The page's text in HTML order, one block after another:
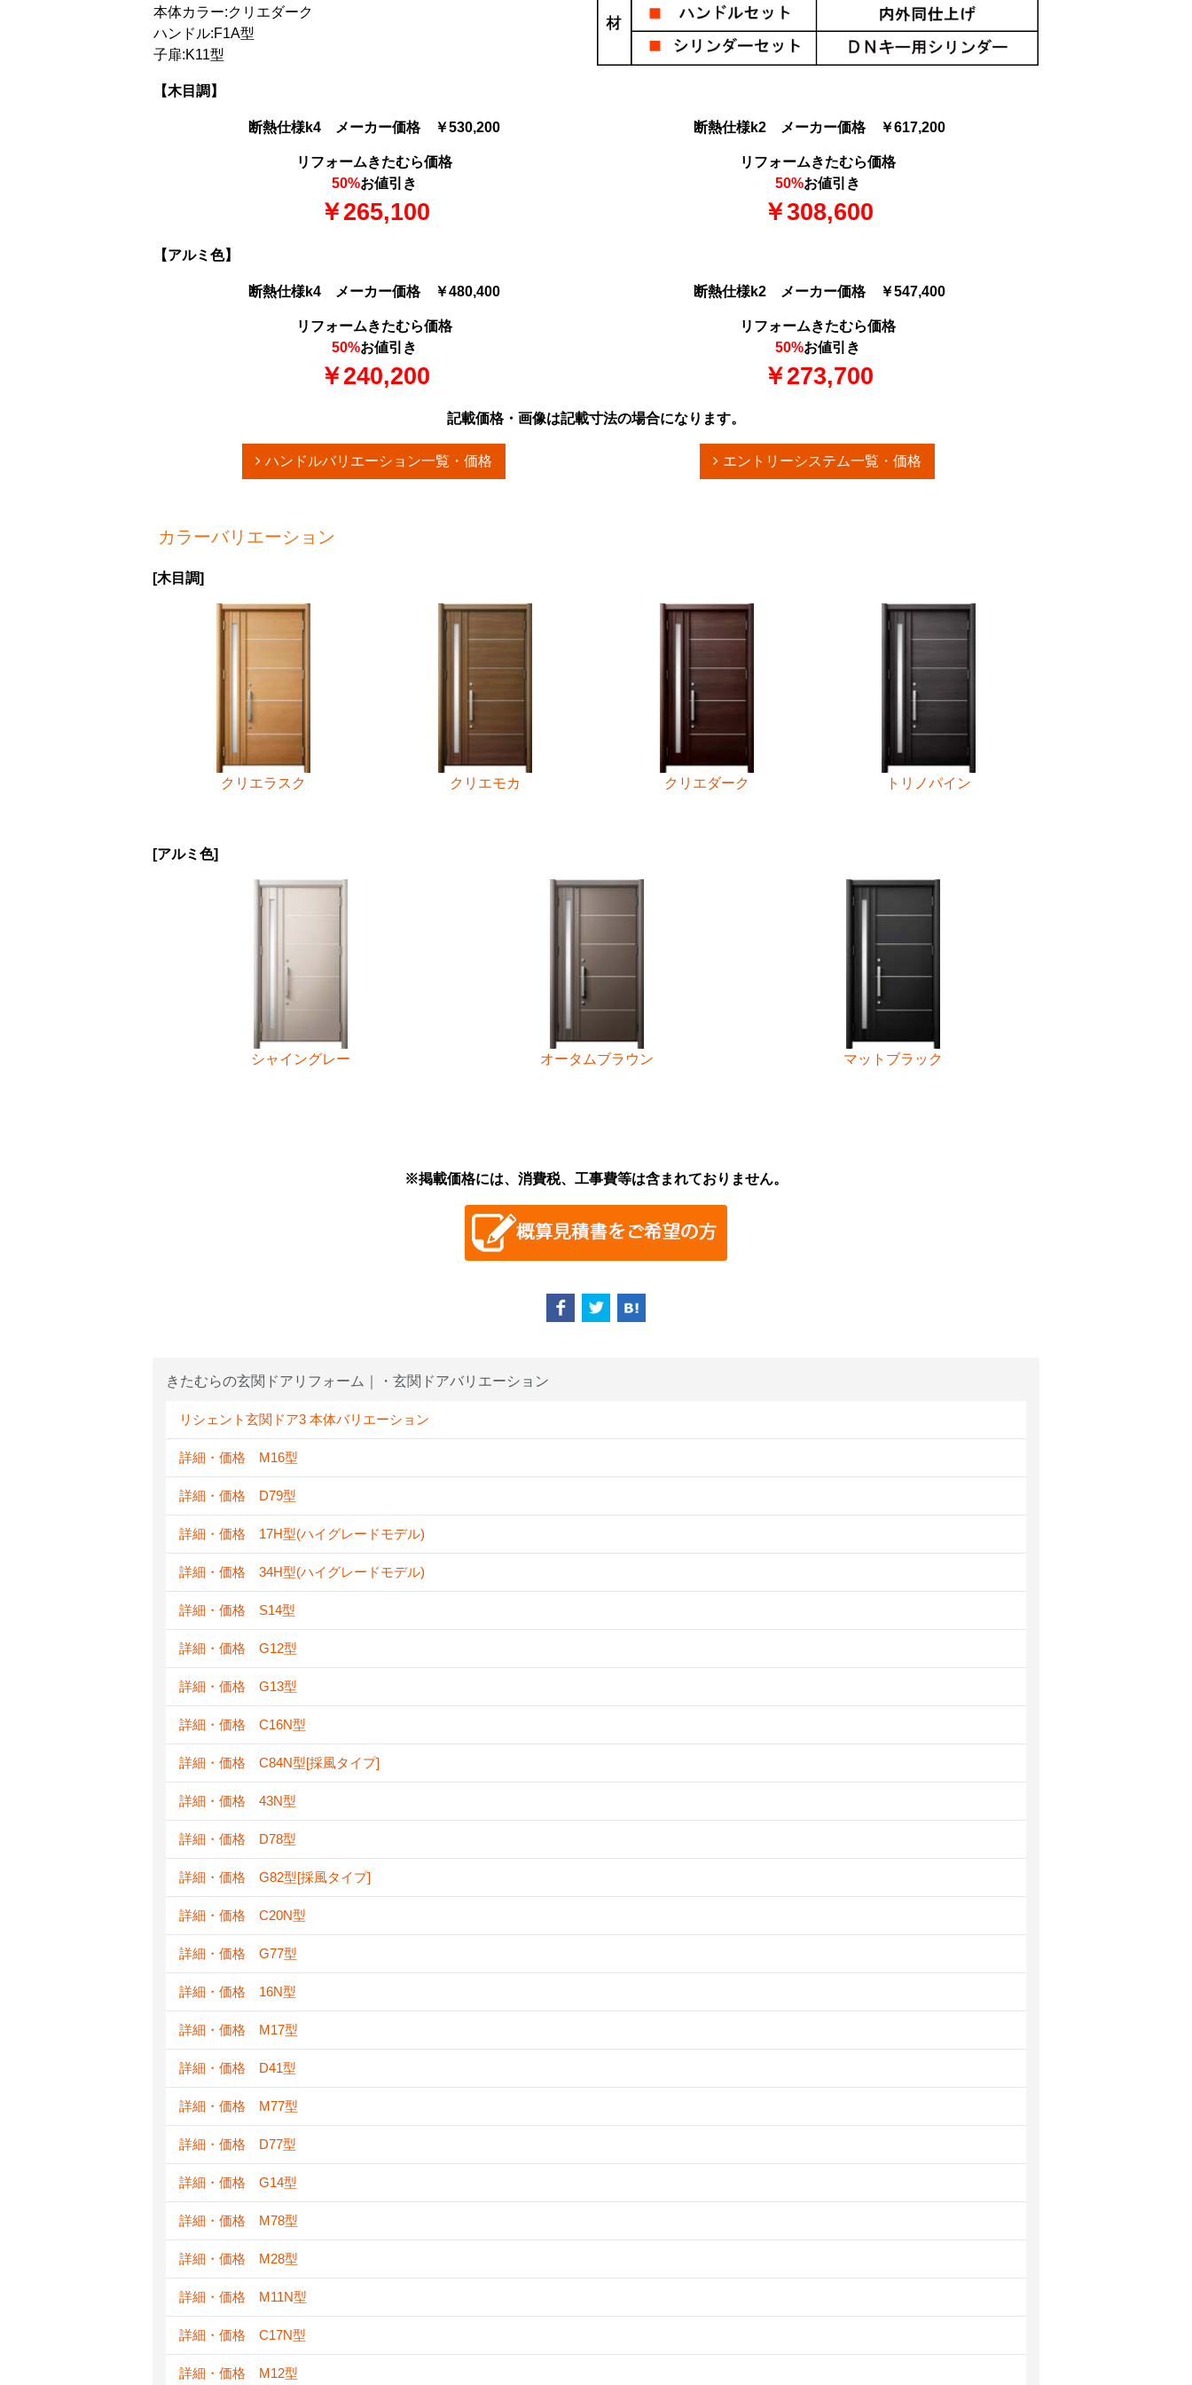
本体カラー:クリエダーク
ハンドル:F1A型
子扉:K11型
【木目調】
断熱仕様k4 メーカー価格 ￥530,200
リフォームきたむら価格
50%お値引き
￥265,100
断熱仕様k2 メーカー価格 ￥617,200
リフォームきたむら価格
50%お値引き
￥308,600
【アルミ色】
断熱仕様k4 メーカー価格 ￥480,400
リフォームきたむら価格
50%お値引き
￥240,200
断熱仕様k2 メーカー価格 ￥547,400
リフォームきたむら価格
50%お値引き
￥273,700
記載価格・画像は記載寸法の場合になります。
ハンドルバリエーション一覧・価格 エントリーシステム一覧・価格
カラーバリエーション
[木目調]
クリエラスク クリエモカ クリエダーク トリノパイン
[アルミ色]
シャイングレー オータムブラウン マットブラック
※掲載価格には、消費税、工事費等は含まれておりません。
きたむらの玄関ドアリフォーム｜・玄関ドアバリエーション
リシェント玄関ドア3 本体バリエーション
詳細・価格 M16型
詳細・価格 D79型
詳細・価格 17H型(ハイグレードモデル)
詳細・価格 34H型(ハイグレードモデル)
詳細・価格 S14型
詳細・価格 G12型
詳細・価格 G13型
詳細・価格 C16N型
詳細・価格 C84N型[採風タイプ]
詳細・価格 43N型
詳細・価格 D78型
詳細・価格 G82型[採風タイプ]
詳細・価格 C20N型
詳細・価格 G77型
詳細・価格 16N型
詳細・価格 M17型
詳細・価格 D41型
詳細・価格 M77型
詳細・価格 D77型
詳細・価格 G14型
詳細・価格 M78型
詳細・価格 M28型
詳細・価格 M11N型
詳細・価格 C17N型
詳細・価格 M12型